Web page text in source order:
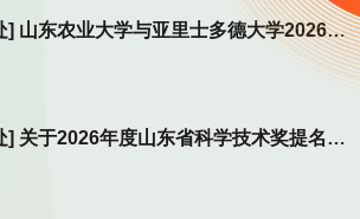
[国际处] 山东农业大学与亚里士多德大学2026-2027学年冬季学期伊拉斯谟+教职工交流项目报名通知
[科技处] 关于2026年度山东省科学技术奖提名工作的通知